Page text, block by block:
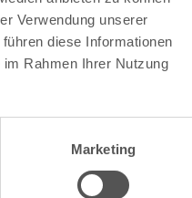
Verwendung unserer
diese Informationen
Rahmen Ihrer Nutzung
Marketing